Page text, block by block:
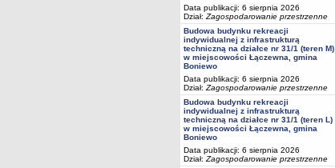
Data publikacji: 6 sierpnia 2026
Dział: Zagospodarowanie przestrzenne
Budowa budynku rekreacji
indywidualnej z infrastrukturą
techniczną na działce nr 31/1 (teren M)
w miejscowości Łączewna, gmina
Boniewo
Data publikacji: 6 sierpnia 2026
Dział: Zagospodarowanie przestrzenne
Budowa budynku rekreacji
indywidualnej z infrastrukturą
techniczną na działce nr 31/1 (teren L)
w miejscowości Łączewna, gmina
Boniewo
Data publikacji: 6 sierpnia 2026
Dział: Zagospodarowanie przestrzenne